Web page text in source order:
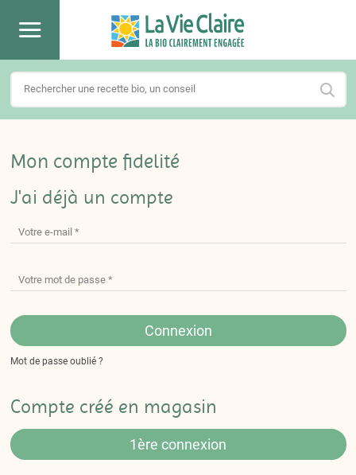
Mon compte fidelité
J'ai déjà un compte
Connexion
Mot de passe oublié ?
Compte créé en magasin
1ère connexion